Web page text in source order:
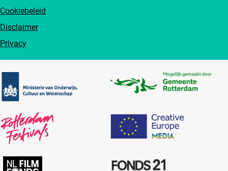
Cookiebeleid
Disclaimer
Privacy